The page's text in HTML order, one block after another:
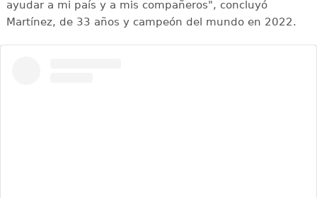
ayudar a mi país y a mis compañeros", concluyó
Martínez, de 33 años y campeón del mundo en 2022.